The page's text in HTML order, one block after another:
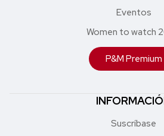
Eventos
Women to watch
P&M Premium
Suscríbase